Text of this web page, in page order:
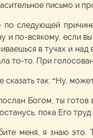
письмо и
следующей
и по-всякому, если вы
в тучах и
то-то. При
сказать так: “Ну,
Богом, ты
пока Его
меня, я знаю это.